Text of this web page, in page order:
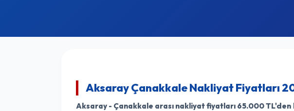
Aksaray Çanakkale Nakliyat Fiyatları
Aksaray - Çanakkale arası nakliyat fiyatları 65.000 TL'den